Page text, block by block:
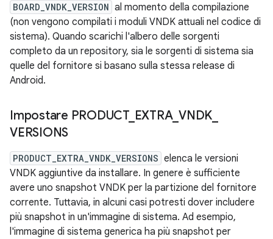
BOARD_VNDK_VERSION al momento della compilazione
(non vengono compilati i moduli VNDK attuali nel codice di
sistema). Quando scarichi l'albero delle sorgenti
completo da un repository, sia le sorgenti di sistema sia
quelle del fornitore si basano sulla stessa release di
Android.
Impostare PRODUCT_ EXTRA_ VNDK
VERSIONS
PRODUCT_EXTRA_VNDK_VERSIONS elenca le versioni
VNDK aggiuntive da installare. In genere è sufficiente
avere uno snapshot VNDK per la partizione del fornitore
corrente. Tuttavia, in alcuni casi potresti dover includere
più snapshot in un'immagine di sistema. Ad esempio,
l'immagine di sistema generica ha più snapshot per